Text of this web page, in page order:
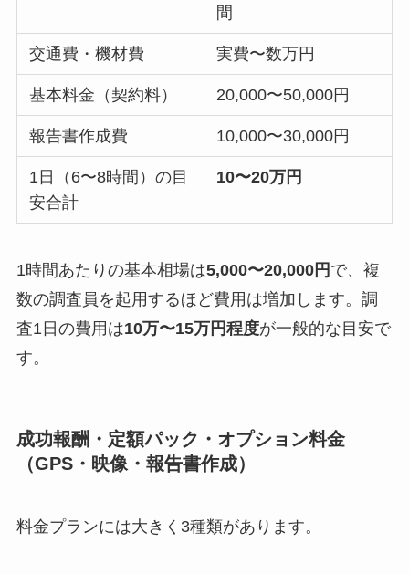
間
交通費・機材費 実費〜数万円
基本料金（契約料） 20,000〜50,000円
報告書作成費 10,000〜30,000円
1日（6〜8時間）の目
安合計
10〜20万円
1時間あたりの基本相場は5,000〜20,000円 で、複
数の調査員を起用するほど費用は増加します。調
査1日の費用は10万〜15万円程度が一般的な目安で
す。
成功報酬・定額パック・オプション料金
（GPS・映像・報告書作成）
料金プランには大きく3種類があります。